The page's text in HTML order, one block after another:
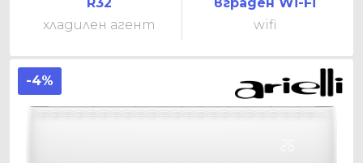
хладилен агент
wifi
-4%